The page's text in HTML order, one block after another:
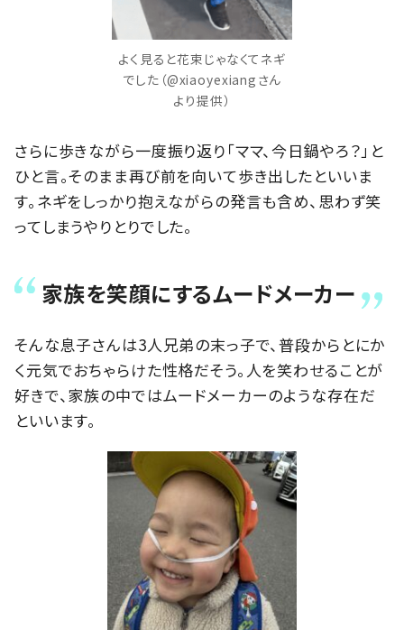
よく見ると花束じゃなくてネギ
でした（@xiaoyexiangさん
より提供）
さらに歩きながら一度振り返り「ママ、今日鍋やろ？」と
ひと言。そのまま再び前を向いて歩き出したといいま
す。ネギをしっかり抱えながらの発言も含め、思わず笑
ってしまうやりとりでした。
家族を笑顔にするムードメーカー
そんな息子さんは3人兄弟の末っ子で、普段からとにか
く元気でおちゃらけた性格だそう。人を笑わせることが
好きで、家族の中ではムードメーカーのような存在だ
といいます。